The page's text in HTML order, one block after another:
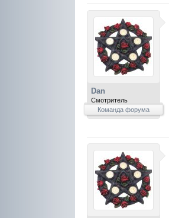
Dan
Смотритель
Команда форума